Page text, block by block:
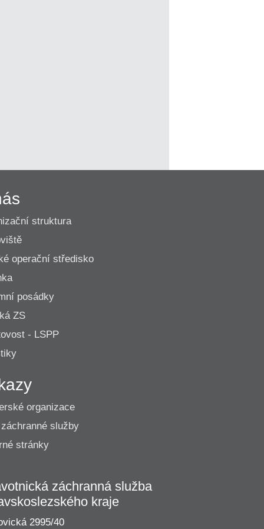
struktura
operační středisko
posádky
ZS
- LSPP
organizace
služby
stránky
záchranná služba
kraje
2995/40